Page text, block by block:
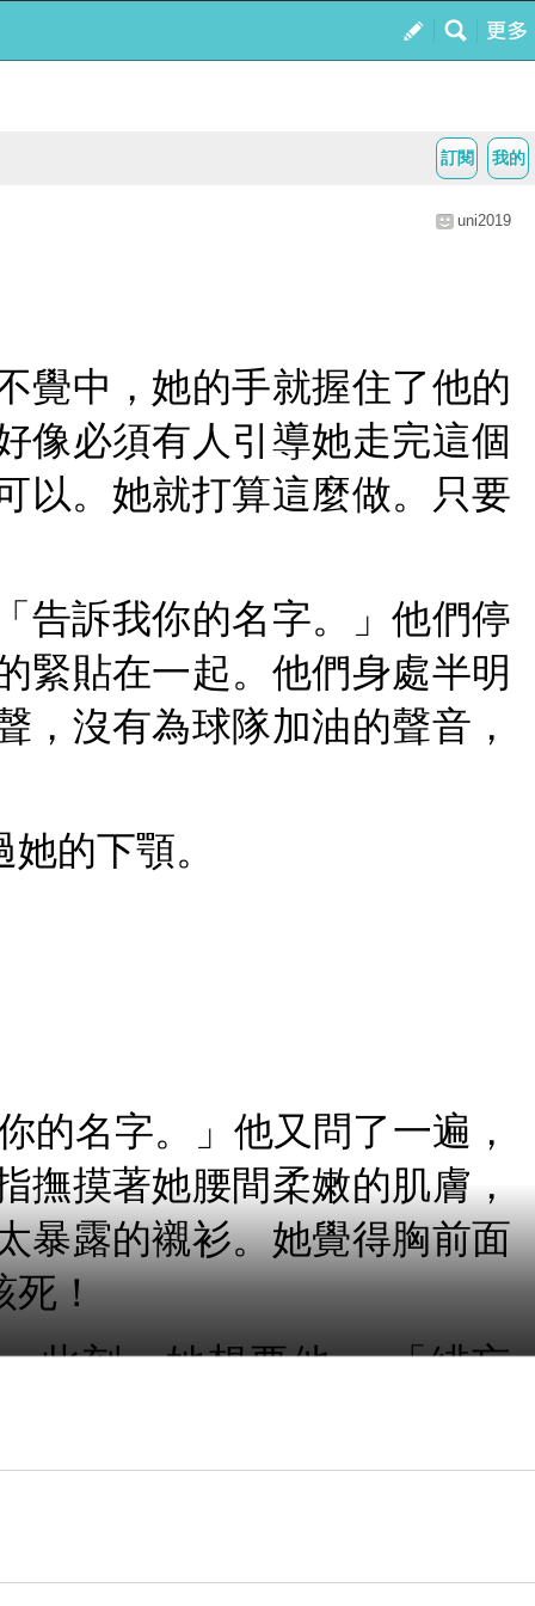
我的
訂閱
uni2019
覺中，她的手就握住了他的
像必須有人引導她走完這個
以。她就打算這麼做。只要
訴我你的名字。」他們停
緊貼在一起。他們身處半明
，沒有為球隊加油的聲音，
的下顎。
的名字。」他又問了一遍，
撫摸著她腰間柔嫩的肌膚，
暴露的襯衫。她覺得胸前面
死！
此刻，她想要他。 「緋忘
她腰的手卻更緊了，當他再
了。 「永遠不要邀請陌生人